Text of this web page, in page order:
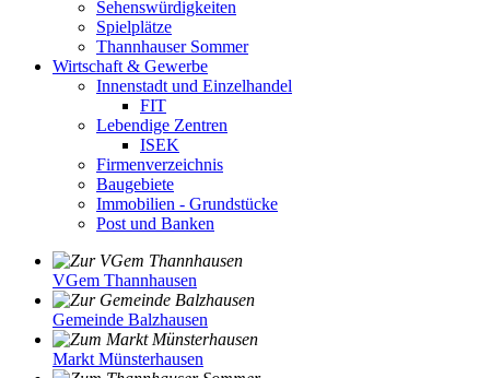
Sehenswürdigkeiten
Spielplätze
Thannhauser Sommer
Wirtschaft & Gewerbe
Innenstadt und Einzelhandel
FIT
Lebendige Zentren
ISEK
Firmenverzeichnis
Baugebiete
Immobilien - Grundstücke
Post und Banken
VGem Thannhausen
Gemeinde Balzhausen
Markt Münsterhausen